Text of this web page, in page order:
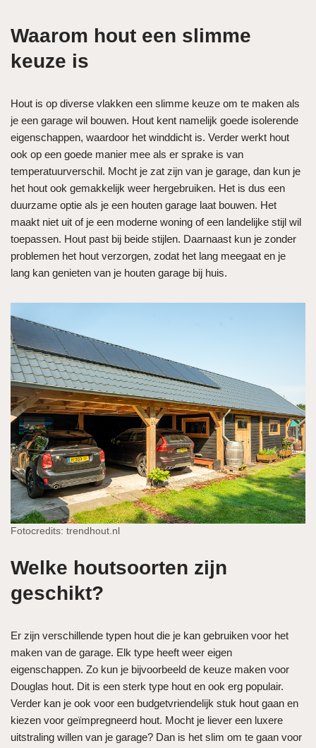
Waarom hout een slimme
keuze is
Hout is op diverse vlakken een slimme keuze om te maken als
je een garage wil bouwen. Hout kent namelijk goede isolerende
eigenschappen, waardoor het winddicht is. Verder werkt hout
ook op een goede manier mee als er sprake is van
temperatuurverschil. Mocht je zat zijn van je garage, dan kun je
het hout ook gemakkelijk weer hergebruiken. Het is dus een
duurzame optie als je een houten garage laat bouwen. Het
maakt niet uit of je een moderne woning of een landelijke stijl wil
toepassen. Hout past bij beide stijlen. Daarnaast kun je zonder
problemen het hout verzorgen, zodat het lang meegaat en je
lang kan genieten van je houten garage bij huis.
Fotocredits: trendhout.nl
Welke houtsoorten zijn
geschikt?
Er zijn verschillende typen hout die je kan gebruiken voor het
maken van de garage. Elk type heeft weer eigen
eigenschappen. Zo kun je bijvoorbeeld de keuze maken voor
Douglas hout. Dit is een sterk type hout en ook erg populair.
Verder kan je ook voor een budgetvriendelijk stuk hout gaan en
kiezen voor geïmpregneerd hout. Mocht je liever een luxere
uitstraling willen van je garage? Dan is het slim om te gaan voor